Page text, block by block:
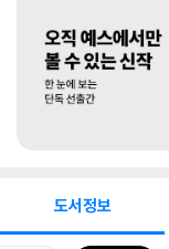
도서정보